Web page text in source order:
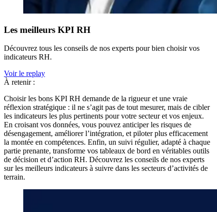
Les meilleurs KPI RH
Découvrez tous les conseils de nos experts pour bien choisir vos
indicateurs RH.
Voir le replay
À retenir :
Choisir les bons KPI RH demande de la rigueur et une vraie
réflexion stratégique : il ne s’agit pas de tout mesurer, mais de cibler
les indicateurs les plus pertinents pour votre secteur et vos enjeux.
En croisant vos données, vous pouvez anticiper les risques de
désengagement, améliorer l’intégration, et piloter plus efficacement
la montée en compétences. Enfin, un suivi régulier, adapté à chaque
partie prenante, transforme vos tableaux de bord en véritables outils
de décision et d’action RH. Découvrez les conseils de nos experts
sur les meilleurs indicateurs à suivre dans les secteurs d’activités de
terrain.